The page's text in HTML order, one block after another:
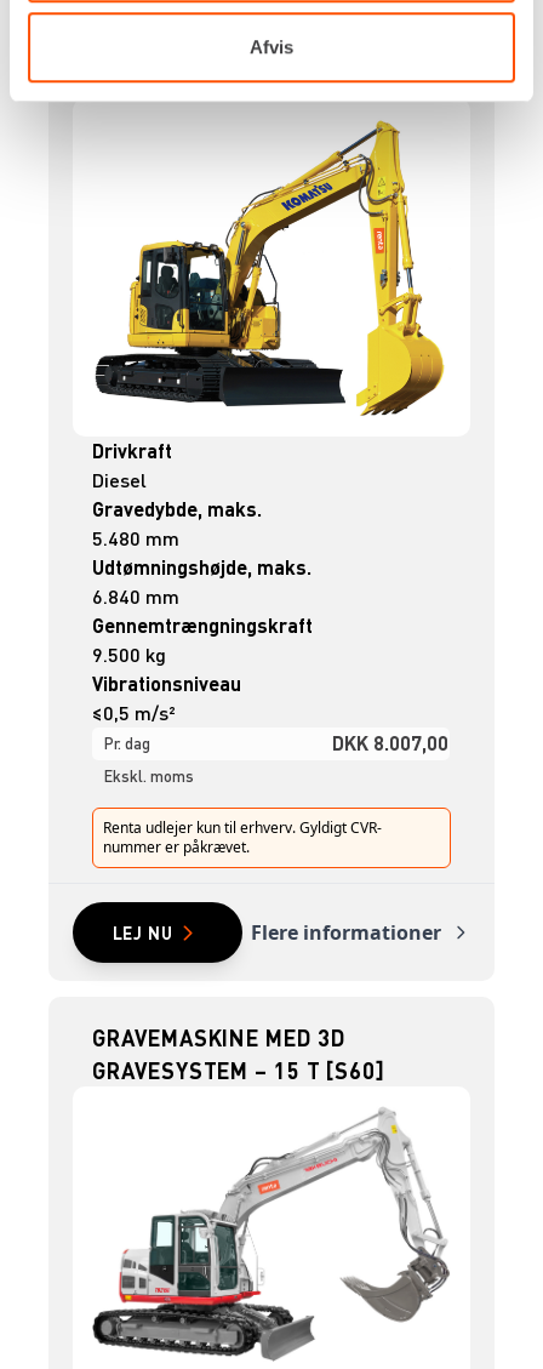
Afvis
GRAVEMASKINE – 15 T [S60]
Drivkraft
Diesel
Gravedybde, maks.
5.480 mm
Udtømningshøjde, maks.
6.840 mm
Gennemtrængningskraft
9.500 kg
Vibrationsniveau
≤0,5 m/s²
Pr. dag DKK 8.007,00
Ekskl. moms
Renta udlejer kun til erhverv. Gyldigt CVR-
nummer er påkrævet.
LEJ NU Flere informationer
GRAVEMASKINE MED 3D
GRAVESYSTEM – 15 T [S60]